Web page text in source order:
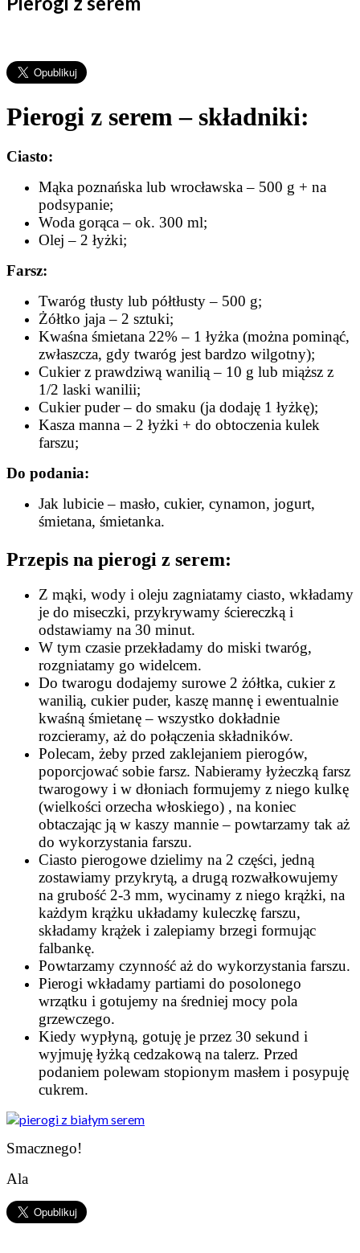
Pierogi z serem – składniki:
Ciasto:
Mąka poznańska lub wrocławska – 500 g + na
podsypanie;
Woda gorąca – ok. 300 ml;
Olej – 2 łyżki;
Farsz:
Twaróg tłusty lub półtłusty – 500 g;
Żółtko jaja – 2 sztuki;
Kwaśna śmietana 22% – 1 łyżka (można pominąć,
zwłaszcza, gdy twaróg jest bardzo wilgotny);
Cukier z prawdziwą wanilią – 10 g lub miąższ z
1/2 laski wanilii;
Cukier puder – do smaku (ja dodaję 1 łyżkę);
Kasza manna – 2 łyżki + do obtoczenia kulek
farszu;
Do podania:
Jak lubicie – masło, cukier, cynamon, jogurt,
śmietana, śmietanka.
Przepis na pierogi z serem:
Z mąki, wody i oleju zagniatamy ciasto, wkładamy
je do miseczki, przykrywamy ściereczką i
odstawiamy na 30 minut.
W tym czasie przekładamy do miski twaróg,
rozgniatamy go widelcem.
Do twarogu dodajemy surowe 2 żółtka, cukier z
wanilią, cukier puder, kaszę mannę i ewentualnie
kwaśną śmietanę – wszystko dokładnie
rozcieramy, aż do połączenia składników.
Polecam, żeby przed zaklejaniem pierogów,
poporcjować sobie farsz. Nabieramy łyżeczką farsz
twarogowy i w dłoniach formujemy z niego kulkę
(wielkości orzecha włoskiego) , na koniec
obtaczając ją w kaszy mannie – powtarzamy tak aż
do wykorzystania farszu.
Ciasto pierogowe dzielimy na 2 części, jedną
zostawiamy przykrytą, a drugą rozwałkowujemy
na grubość 2-3 mm, wycinamy z niego krążki, na
każdym krążku układamy kuleczkę farszu,
składamy krążek i zalepiamy brzegi formując
falbankę.
Powtarzamy czynność aż do wykorzystania farszu.
Pierogi wkładamy partiami do posolonego
wrzątku i gotujemy na średniej mocy pola
grzewczego.
Kiedy wypłyną, gotuję je przez 30 sekund i
wyjmuję łyżką cedzakową na talerz. Przed
podaniem polewam stopionym masłem i posypuję
cukrem.
Smacznego!
Ala